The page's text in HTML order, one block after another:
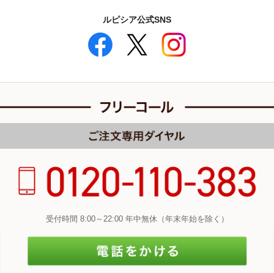
ルピシア公式SNS
受付時間 8:00～22:00 年中無休（年末年始を除く）